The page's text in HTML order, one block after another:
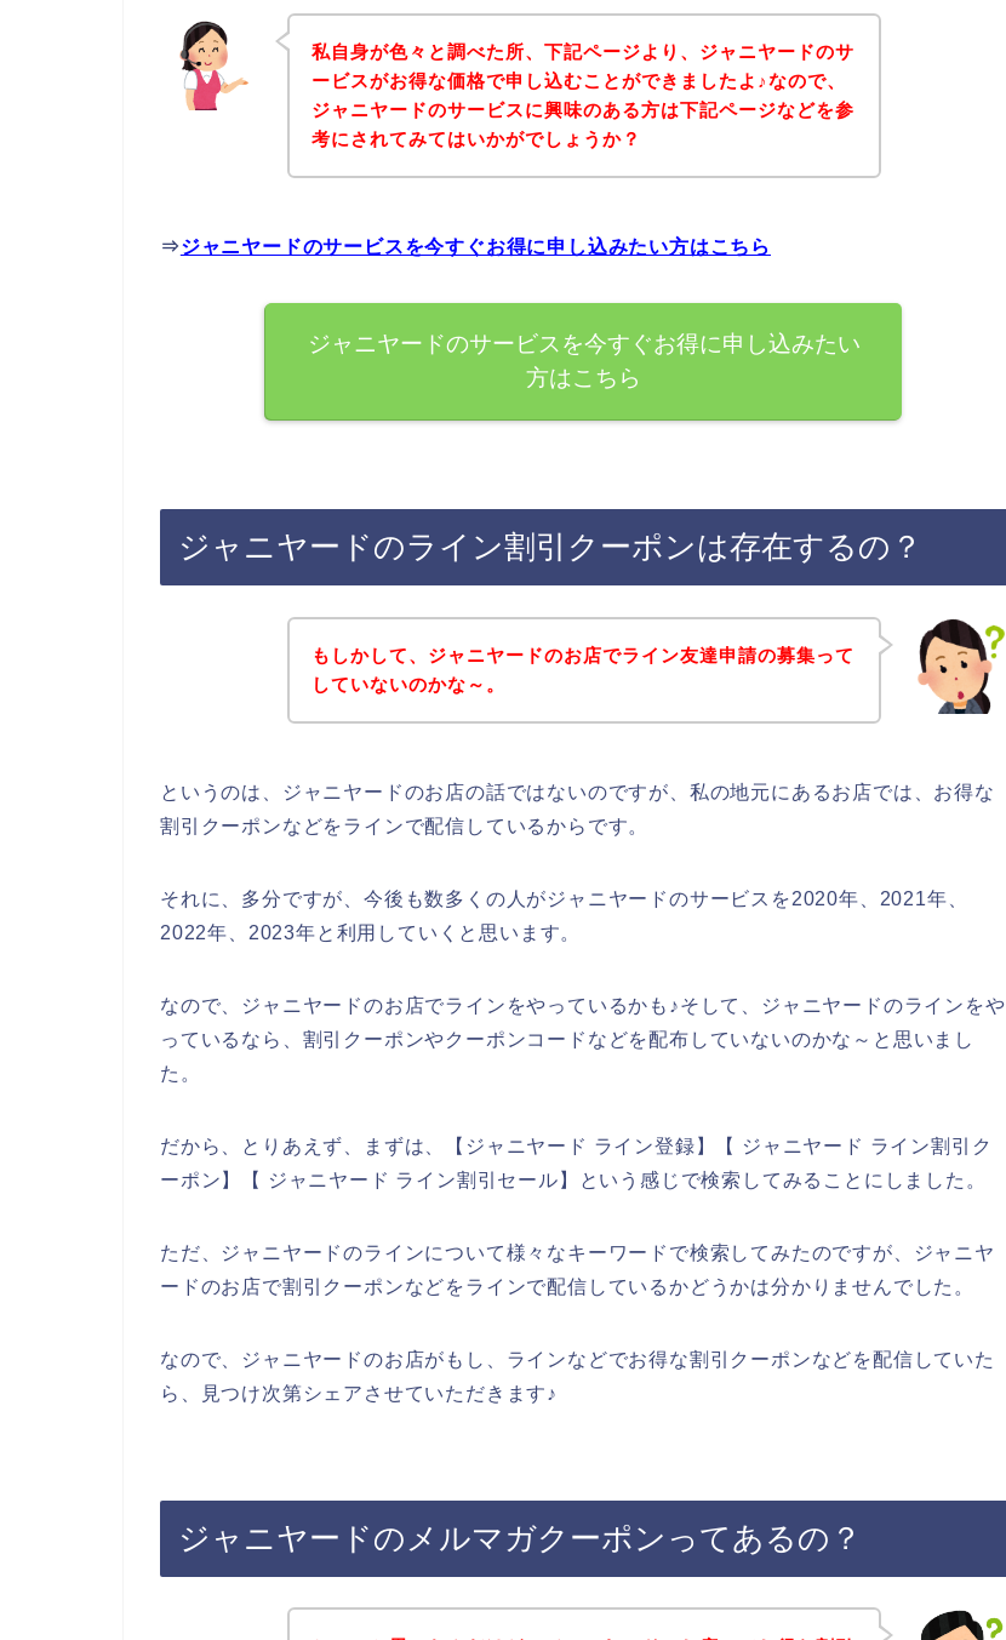
私自身が色々と調べた所、下記ページより、ジャニヤードのサ
ービスがお得な価格で申し込むことができましたよ♪なので、
ジャニヤードのサービスに興味のある方は下記ページなどを参
考にされてみてはいかがでしょうか？
⇒ジャニヤードのサービスを今すぐお得に申し込みたい方はこちら
ジャニヤードのサービスを今すぐお得に申し込みたい
方はこちら
ジャニヤードのライン割引クーポンは存在するの？
もしかして、ジャニヤードのお店でライン友達申請の募集って
していないのかな～。
というのは、ジャニヤードのお店の話ではないのですが、私の地元にあるお店では、お得な
割引クーポンなどをラインで配信しているからです。
それに、多分ですが、今後も数多くの人がジャニヤードのサービスを2020年、2021年、
2022年、2023年と利用していくと思います。
なので、ジャニヤードのお店でラインをやっているかも♪そして、ジャニヤードのラインをや
っているなら、割引クーポンやクーポンコードなどを配布していないのかな～と思いまし
た。
だから、とりあえず、まずは、【ジャニヤード ライン登録】【 ジャニヤード ライン割引ク
ーポン】【 ジャニヤード ライン割引セール】という感じで検索してみることにしました。
ただ、ジャニヤードのラインについて様々なキーワードで検索してみたのですが、ジャニヤ
ードのお店で割引クーポンなどをラインで配信しているかどうかは分かりませんでした。
なので、ジャニヤードのお店がもし、ラインなどでお得な割引クーポンなどを配信していた
ら、見つけ次第シェアさせていただきます♪
ジャニヤードのメルマガクーポンってあるの？